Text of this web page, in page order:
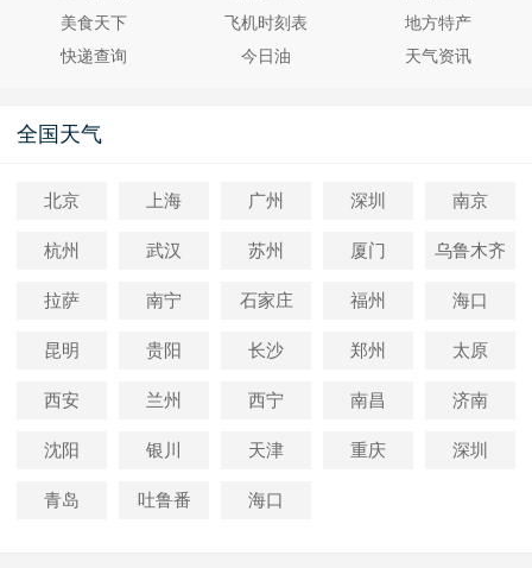
美食天下
飞机时刻表
地方特产
快递查询
今日油 天气资讯
全国天气
北京 上海 广州 深圳 南京
杭州 武汉 苏州 厦门 乌鲁木齐
拉萨 南宁 石家庄 福州 海口
昆明 贵阳 长沙 郑州 太原
西安 兰州 西宁 南昌 济南
沈阳 银川 天津 重庆 深圳
青岛 吐鲁番 海口